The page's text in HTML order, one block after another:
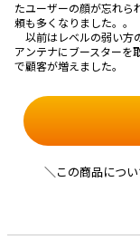
たユーザーの顔が忘れら
頼も多くなりました。。
以前はレベルの弱い方
アンテナにブースターを
で顧客が増えました。
＼この商品につ